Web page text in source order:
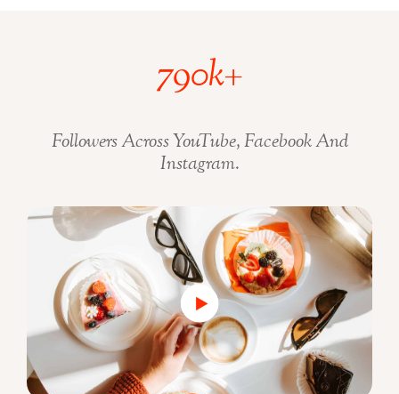
790k+
Followers Across YouTube, Facebook And
Instagram.